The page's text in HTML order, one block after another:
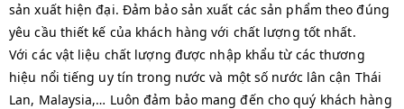
sản xuất hiện đại. Đảm bảo sản xuất các sản phẩm theo đúng
yêu cầu thiết kế của khách hàng với chất lượng tốt nhất.
Với các vật liệu chất lượng được nhập khẩu từ các thương
hiệu nổi tiếng uy tín trong nước và một số nước lân cận Thái
Lan, Malaysia,… Luôn đảm bảo mang đến cho quý khách hàng